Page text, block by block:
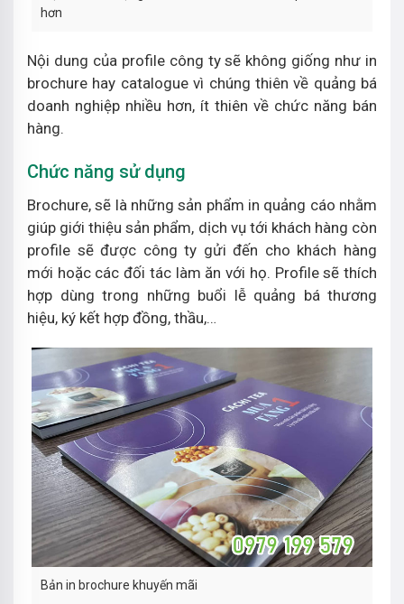
hơn
Nội dung của profile công ty sẽ không giống như in
brochure hay catalogue vì chúng thiên về quảng bá
doanh nghiệp nhiều hơn, ít thiên về chức năng bán
hàng.
Chức năng sử dụng
Brochure, sẽ là những sản phẩm in quảng cáo nhằm
giúp giới thiệu sản phẩm, dịch vụ tới khách hàng còn
profile sẽ được công ty gửi đến cho khách hàng
mới hoặc các đối tác làm ăn với họ. Profile sẽ thích
hợp dùng trong những buổi lễ quảng bá thương
hiệu, ký kết hợp đồng, thầu,…
Bản in brochure khuyến mãi